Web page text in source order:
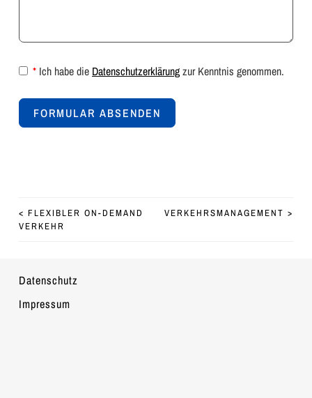
* Ich habe die Datenschutzerklärungzur Kenntnis genommen.
FORMULAR ABSENDEN
BEITRAGS-NAVIGATION
< FLEXIBLER ON-DEMAND
VERKEHR
VERKEHRSMANAGEMENT >
Datenschutz
Impressum